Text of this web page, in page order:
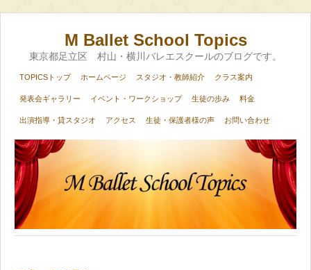
M Ballet School Topics
東京都足立区 村山・横川バレエスクールのブログです。
TOPICSトップ ホームページ スタジオ・教師紹介 クラス案内
発表会ギャラリー イベント・ワークショップ 生徒の歩み 料金
出演指導・貸スタジオ アクセス 生徒・保護者様の声 お問い合わせ